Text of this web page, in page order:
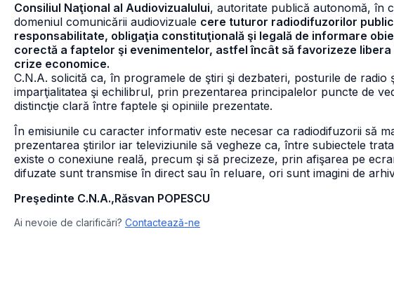
Consiliul Naţional al Audiovizualului, autoritate publică autonomă, în
domeniul comunicării audiovizuale cere tuturor radiodifuzorilor
responsabilitate, obligaţia constituţională şi legală de informare
corectă a faptelor şi evenimentelor, astfel încât să favorizeze
crize economice.
C.N.A. solicită ca, în programele de ştiri şi dezbateri, posturile de
imparţialitatea şi echilibrul, prin prezentarea principalelor puncte de
distincţie clară între faptele şi opiniile prezentate.
În emisiunile cu caracter informativ este necesar ca radiodifuzorii să
prezentarea ştirilor iar televiziunile să vegheze ca, între subiectele
existe o conexiune reală, precum şi să precizeze, prin afişarea pe
difuzate sunt transmise în direct sau în reluare, ori sunt imagini de
Preşedinte C.N.A.,Răsvan POPESCU
Ai nevoie de clarificări? Contactează-ne